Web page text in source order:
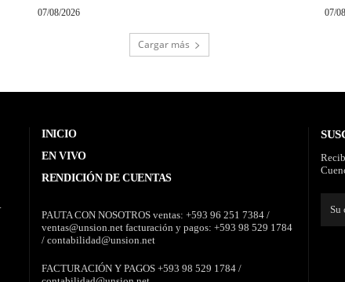
07/08/2026 07/
Cargar más
INICIO
EN VIVO
RENDICIÓN DE CUENTAS
PAUTA CON NOSOTROS ventas: +593 96 251 7384 /
ventas@unsion.net facturación y pagos: +593 98 529 1784
/ contabilidad@unsion.net
FACTURACIÓN Y PAGOS +593 98 529 1784 /